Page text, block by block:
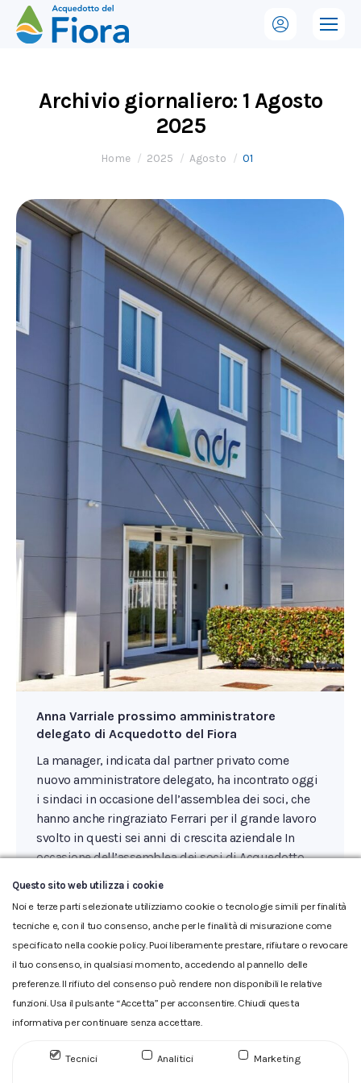
Archivio giornaliero: 1 Agosto
2025
Tu sei qui:
Home 2025 Agosto 01
Anna Varriale prossimo amministratore
delegato di Acquedotto del Fiora
La manager, indicata dal partner privato come
nuovo amministratore delegato, ha incontrato oggi
i sindaci in occasione dell’assemblea dei soci, che
hanno anche ringraziato Ferrari per il grande lavoro
svolto in questi sei anni di crescita aziendale In
occasione dell’assemblea dei soci di Acquedotto
Glossario|Privacy|Cookie|Reclamo
Questo sito web utilizza i cookie
Noi e terze parti selezionate utilizziamo cookie o tecnologie simili per finalità
tecniche e, con il tuo consenso, anche per le finalità di misurazione come
specificato nella cookie policy. Puoi liberamente prestare, rifiutare o revocare
il tuo consenso, in qualsiasi momento, accedendo al pannello delle
preferenze. Il rifiuto del consenso può rendere non disponibili le relative
funzioni. Usa il pulsante “Accetta” per acconsentire. Chiudi questa
informativa per continuare senza accettare.
Tecnici Analitici Marketing